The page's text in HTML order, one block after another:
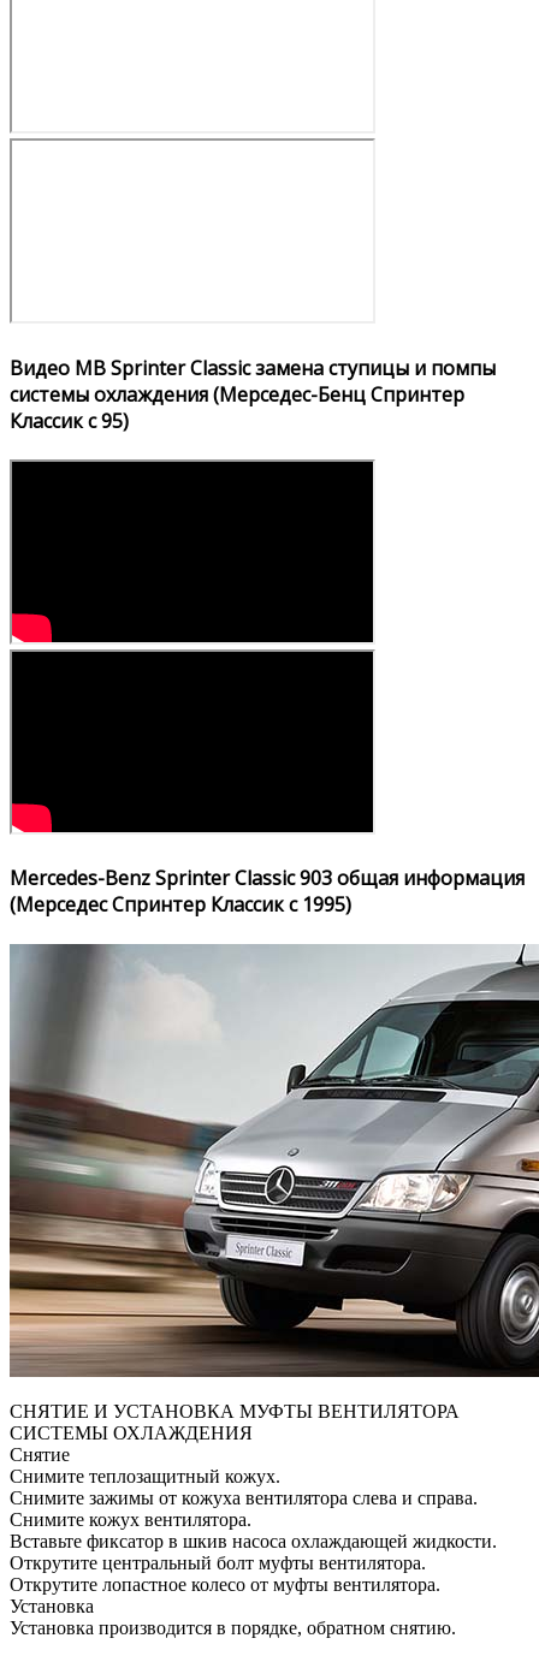
Видео MB Sprinter Classic замена ступицы и помпы
системы охлаждения (Мерседес-Бенц Спринтер
Классик с 95)
Mercedes-Benz Sprinter Classic 903 общая информация
(Мерседес Спринтер Классик с 1995)
СНЯТИЕ И УСТАНОВКА МУФТЫ ВЕНТИЛЯТОРА
СИСТЕМЫ ОХЛАЖДЕНИЯ
Снятие
Снимите теплозащитный кожух.
Снимите зажимы от кожуха вентилятора слева и справа.
Снимите кожух вентилятора.
Вставьте фиксатор в шкив насоса охлаждающей жидкости.
Открутите центральный болт муфты вентилятора.
Открутите лопастное колесо от муфты вентилятора.
Установка
Установка производится в порядке, обратном снятию.